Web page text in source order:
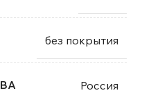
без покрытия
Россия